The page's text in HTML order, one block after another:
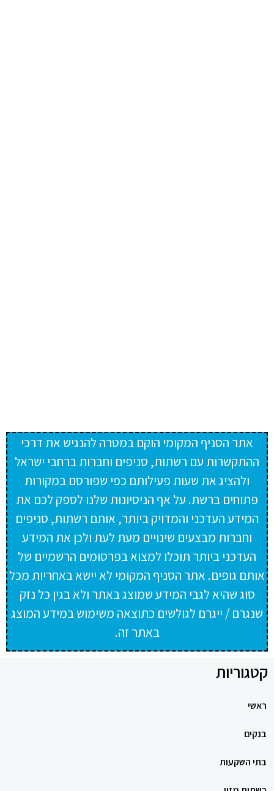
אתר הסניף המקומי הוקם במטרה להנגיש את דרכי
ההתקשרות עם רשתות, סניפים וחברות ברחבי ישראל
ולהציג את שעות פעילותם כפי שפורסם במקורות
פתוחים ברשת. על אף הניסיונות שלנו לספק לכם את
המידע העדכני והמדויק ביותר, אותם רשתות, סניפים
וחברות מבצעים שינויים מעת לעת ולכן את המידע
העדכני ביותר תוכלו למצוא בפרסומים הרשמיים של
אותם גופים. אתר הסניף המקומי לא יישא באחריות מכל
סוג שהיא לגבי המידע שמוצג באתר ולא בגין כל נזק
שנגרם / ייגרם לגולשים כתוצאה משימוש במידע המוצג
באתר זה.
קטגוריות
ראשי
בנקים
בתי השקעות